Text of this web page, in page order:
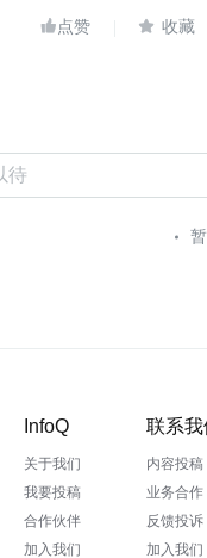
 
InfoQ
关于我们
我要投稿
合作伙伴
加入我们
联系我
内容投
业务合
反馈投
加入我